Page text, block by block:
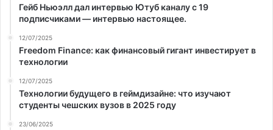
Гейб Ньюэлл дал интервью Ютуб каналу с 19
подписчиками — интервью настоящее.
12/07/2025
Freedom Finance: как финансовый гигант инвестирует в
технологии
12/07/2025
Технологии будущего в геймдизайне: что изучают
студенты чешских вузов в 2025 году
23/06/2025